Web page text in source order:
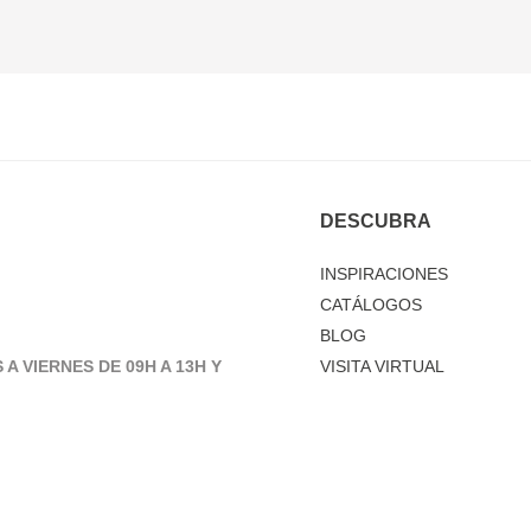
A VIERNES DE 09H A 13H Y
DESCUBRA
INSPIRACIONES
CATÁLOGOS
BLOG
VISITA VIRTUAL